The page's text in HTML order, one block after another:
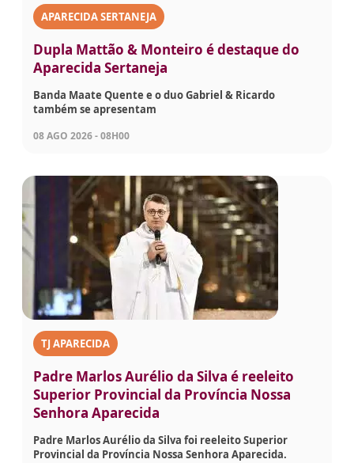
APARECIDA SERTANEJA
Dupla Mattão & Monteiro é destaque do
Aparecida Sertaneja
Banda Maate Quente e o duo Gabriel & Ricardo
também se apresentam
08 AGO 2026 - 08H00
TJ APARECIDA
Padre Marlos Aurélio da Silva é reeleito
Superior Provincial da Província Nossa
Senhora Aparecida
Padre Marlos Aurélio da Silva foi reeleito Superior
Provincial da Província Nossa Senhora Aparecida.